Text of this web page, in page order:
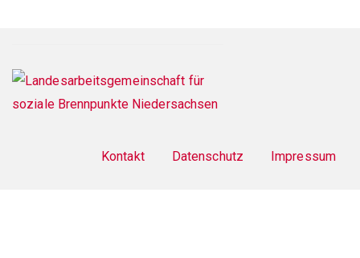
menu
Kontakt Datenschutz Impressum